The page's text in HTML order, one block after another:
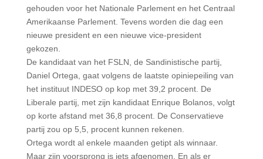
gehouden voor het Nationale Parlement en het Centraal
Amerikaanse Parlement. Tevens worden die dag een
nieuwe president en een nieuwe vice-president
gekozen.
De kandidaat van het FSLN, de Sandinistische partij,
Daniel Ortega, gaat volgens de laatste opiniepeiling van
het instituut INDESO op kop met 39,2 procent. De
Liberale partij, met zijn kandidaat Enrique Bolanos, volgt
op korte afstand met 36,8 procent. De Conservatieve
partij zou op 5,5, procent kunnen rekenen.
Ortega wordt al enkele maanden getipt als winnaar.
Maar zijn voorsprong is iets afgenomen. En als er